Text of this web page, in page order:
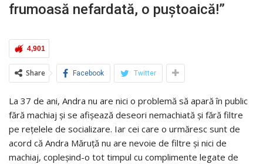
frumoasă nefardată, o puștoaică!”
4,901
Share Facebook Twitter
La 37 de ani, Andra nu are nici o problemă să apară în public
fără machiaj și se afișează deseori nemachiată și fără filtre
pe rețelele de socializare. Iar cei care o urmăresc sunt de
acord că Andra Măruță nu are nevoie de filtre și nici de
machiaj, copleșind-o tot timpul cu complimente legate de